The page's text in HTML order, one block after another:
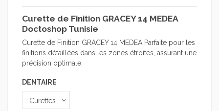
Curette de Finition GRACEY 14 MEDEA
Doctoshop Tunisie
Curette de Finition GRACEY 14 MEDEA Parfaite pour les
finitions détaillées dans les zones étroites, assurant une
précision optimale.
DENTAIRE